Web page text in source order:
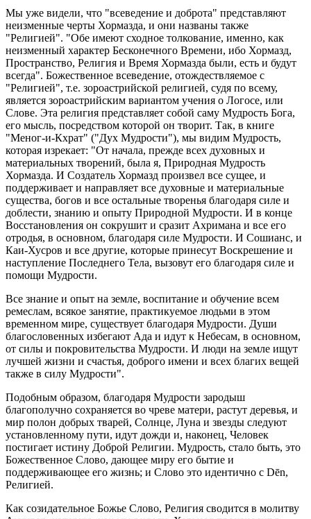
Мы уже видели, что "всеведение и доброта" представляют
неизменные черты Хормазда, и они названы также
"Религией". "Обе имеют сходное толкование, именно, как
неизменный характер Бесконечного Времени, ибо Хормазд,
Пространство, Религия и Время Хормазда были, есть и будут
всегда". Божественное всеведение, отождествляемое с
"Религией", т.е. зороастрийской религией, судя по всему,
является зороастрийским вариантом учения о Логосе, или
Слове. Эта религия представляет собой саму Мудрость Бога,
его мысль, посредством которой он творит. Так, в книге
"Меног-и-Кхрат" ("Дух Мудрости"), мы видим Мудрость,
которая изрекает: "От начала, прежде всех духовных и
материальных творений, была я, Природная Мудрость
Хормазда. И Создатель Хормазд произвел все сущее, и
поддерживает и направляет все духовные и материальные
существа, богов и все остальные творенья благодаря силе и
доблести, знанию и опыту Природной Мудрости. И в конце
Восстановления он сокрушит и сразит Ахримана и все его
отродья, в основном, благодаря силе Мудрости. И Сошианс, и
Каи-Хусров и все другие, которые принесут Воскрешение и
наступление Последнего Тела, вызовут его благодаря силе и
помощи Мудрости.
Все знание и опыт на земле, воспитание и обучение всем
ремеслам, всякое занятие, практикуемое людьми в этом
временном мире, существует благодаря Мудрости. Души
благословенных избегают Ада и идут к Небесам, в основном,
от силы и покровительства Мудрости. И люди на земле ищут
лучшей жизни и счастья, доброго имени и всех благих вещей
также в силу Мудрости".
Подобным образом, благодаря Мудрости зародыш
благополучно сохраняется во чреве матери, растут деревья, и
мир полон добрых тварей, Солнце, Луна и звезды следуют
установленному пути, идут дожди и, наконец, Человек
постигает истину Доброй Религии. Мудрость, стало быть, это
Божественное Слово, дающее миру его бытие и
поддерживающее его жизнь; и Слово это идентично с Dēn,
Религией.
Как созидательное Божье Слово, Религия сводится в молитву